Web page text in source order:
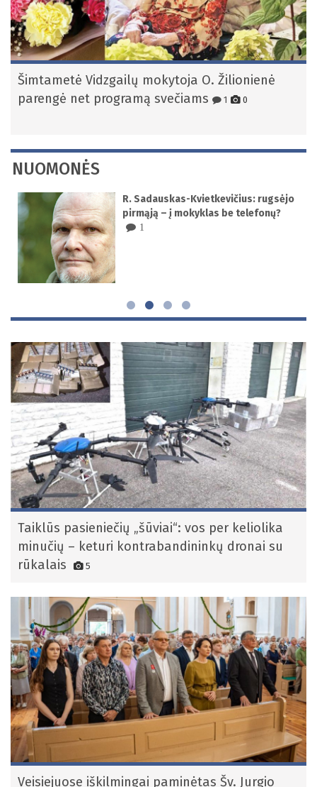
Šimtametė Vidzgailų mokytoja O. Žilionienė
parengė net programą svečiams
1 0
NUOMONĖS
R. Sadauskas-Kvietkevičius: rugsėjo
pirmąją – į mokyklas be telefonų?
1
Taiklūs pasieniečių „šūviai“: vos per keliolika
minučių – keturi kontrabandininkų dronai su
rūkalais
5
Veisiejuose iškilmingai paminėtas Šv. Jurgio